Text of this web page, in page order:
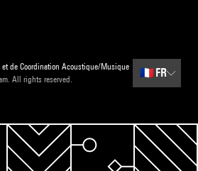
et de Coordination Acoustique/Musique
All rights reserved.
🇫🇷 FR